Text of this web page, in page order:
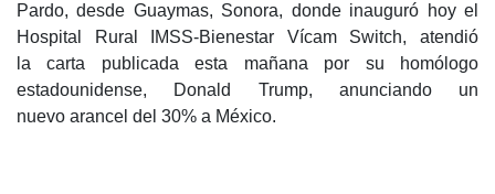
Pardo, desde Guaymas, Sonora, donde inauguró hoy el
Hospital Rural IMSS-Bienestar Vícam Switch, atendió
la carta publicada esta mañana por su homólogo
estadounidense, Donald Trump, anunciando un
nuevo arancel del 30% a México.